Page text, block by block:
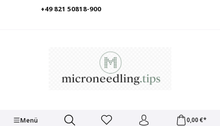
+49 821 50818-900
Menü 0,00 €*